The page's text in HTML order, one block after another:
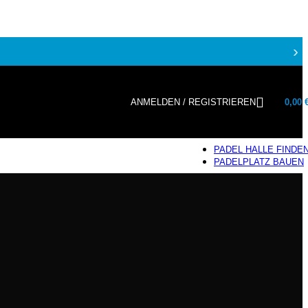
›
ANMELDEN / REGISTRIEREN 0,00
PADEL HALLE
PADELPLATZ BAUEN